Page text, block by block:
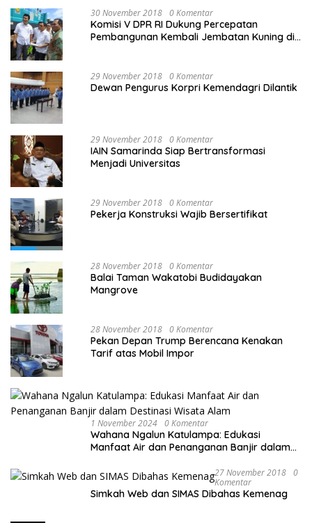
30 November 2018 0 Komentar
Komisi V DPR RI Dukung Percepatan
Pembangunan Kembali Jembatan Kuning di
29 November 2018 0 Komentar
Dewan Pengurus Korpri Kemendagri Dilantik
29 November 2018 0 Komentar
IAIN Samarinda Siap Bertransformasi
Menjadi Universitas
29 November 2018 0 Komentar
Pekerja Konstruksi Wajib Bersertifikat
28 November 2018 0 Komentar
Balai Taman Wakatobi Budidayakan
Mangrove
28 November 2018 0 Komentar
Pekan Depan Trump Berencana Kenakan
Tarif atas Mobil Impor
1 November 2024 0 Komentar
Wahana Ngalun Katulampa: Edukasi
Manfaat Air dan Penanganan Banjir dalam
27 November 2018 0
Komentar
Simkah Web dan SIMAS Dibahas Kemenag